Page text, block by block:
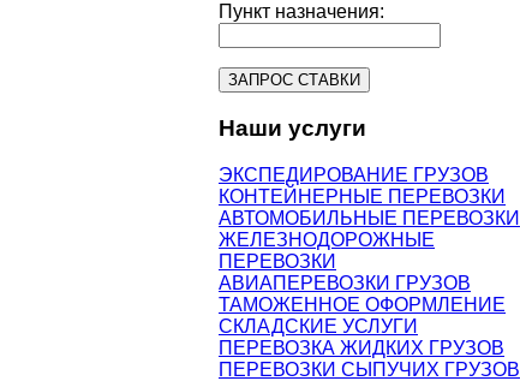
Пункт назначения:
Наши услуги
ЭКСПЕДИРОВАНИЕ ГРУЗОВ
КОНТЕЙНЕРНЫЕ ПЕРЕВОЗКИ
АВТОМОБИЛЬНЫЕ ПЕРЕВОЗКИ
ЖЕЛЕЗНОДОРОЖНЫЕ
ПЕРЕВОЗКИ
АВИАПЕРЕВОЗКИ ГРУЗОВ
ТАМОЖЕННОЕ ОФОРМЛЕНИЕ
СКЛАДСКИЕ УСЛУГИ
ПЕРЕВОЗКА ЖИДКИХ ГРУЗОВ
ПЕРЕВОЗКИ СЫПУЧИХ ГРУЗОВ